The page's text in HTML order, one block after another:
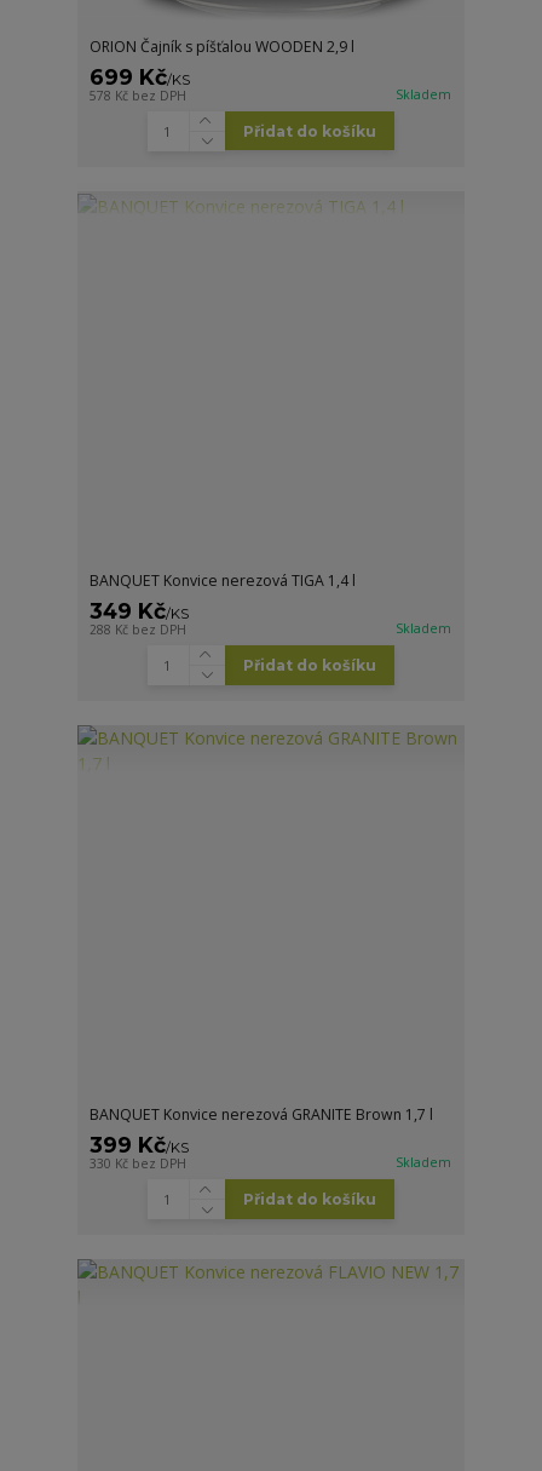
ORION Čajník s píšťalou WOODEN 2,9 l
699 Kč/KS
578 Kč bez DPH Skladem
Přidat do košíku
BANQUET Konvice nerezová TIGA 1,4 l
349 Kč/KS
288 Kč bez DPH Skladem
Přidat do košíku
BANQUET Konvice nerezová GRANITE Brown 1,7 l
399 Kč/KS
330 Kč bez DPH Skladem
Přidat do košíku